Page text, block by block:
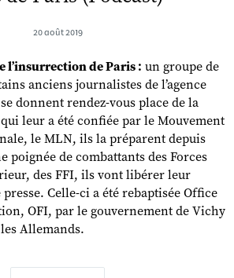
20 août 2019
l’insurrection de Paris : un groupe de
anciens journalistes de l’agence
donnent rendez-vous place de la
leur a été confiée par le Mouvement
le MLN, ils la préparent depuis
poignée de combattants des Forces
des FFI, ils vont libérer leur
Celle-ci a été rebaptisée Office
OFI, par le gouvernement de Vichy
Allemands.